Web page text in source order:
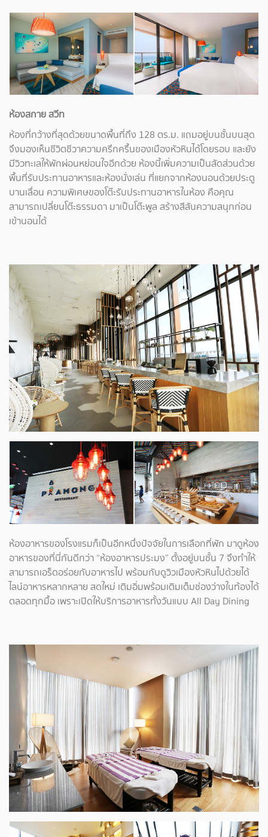
ห้องสกาย สวีท
ห้องที่กว้างที่สุดด้วยขนาดพื้นที่ถึง 128 ตร.ม. แถมอยู่บนชั้นบนสุด
จึงมองเห็นชีวิตชีวาความครึกครื้นของเมืองหัวหินได้โดยรอบ และยัง
มีวิวทะเลให้พักผ่อนหย่อนใจอีกด้วย ห้องนี้เพิ่มความเป็นสัดส่วนด้วย
พื้นที่รับประทานอาหารและห้องนั่งเล่น ที่แยกจากห้องนอนด้วยประตู
บานเลื่อน ความพิเศษของโต๊ะรับประทานอาหารในห้อง คือคุณ
สามารถเปลี่ยนโต๊ะธรรมดา มาเป็นโต๊ะพูล สร้างสีสันความสนุกก่อน
เข้านอนได้
ห้องอาหารของโรงแรมก็เป็นอีกหนึ่งปัจจัยในการเลือกที่พัก มาดูห้อง
อาหารของที่นี่กันดีกว่า “ห้องอาหารประมง” ตั้งอยู่บนชั้น 7 จึงทำให้
สามารถเอร็ดอร่อยกับอาหารไป พร้อมกับดูวิวเมืองหัวหินไปด้วยได้
ไลน์อาหารหลากหลาย สดใหม่ เติมอิ่มพร้อมเติมเต็มช่องว่างในท้องได้
ตลอดทุกมื้อ เพราะเปิดให้บริการอาหารทั้งวันแบบ All Day Dining